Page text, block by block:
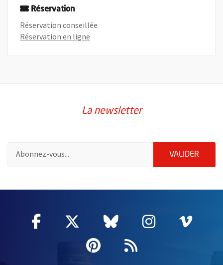
Réservation
Réservation conseillée
Réservation en ligne
La newsletter
VALIDER
Facebook
, Ouvre une nouvelle fenêtre
Twitter
, Ouvre une nouvelle
Bluesky
, Ouvre une
Instagram
, Ouvre
,
Pinterest
, Ouvre une
Flux RSS